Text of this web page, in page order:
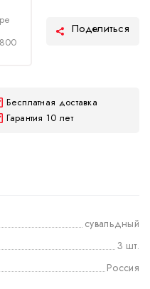
Бесплатная доставка
Гарантия 10 лет
сувальдный
3 шт.
Россия